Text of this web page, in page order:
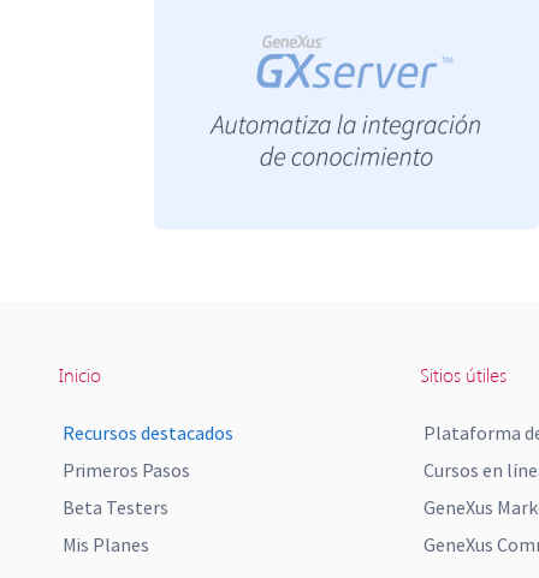
Inicio
Recursos destacados
Primeros Pasos
Beta Testers
Mis Planes
Sitios útiles
Plataforma
Cursos en
GeneXus
GeneXus